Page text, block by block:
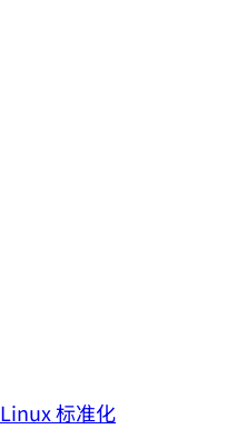
Linux 标准化